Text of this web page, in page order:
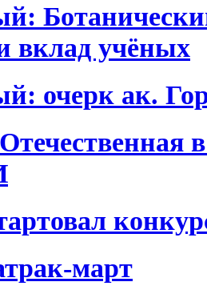
вклад учёных
очерк ак.
март